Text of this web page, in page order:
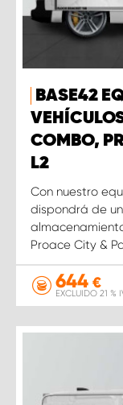
BASE42
COMBO,
L2
Con nuestro
dispondrá de
Proace City &
644 €
EXCLUIDO 21 %